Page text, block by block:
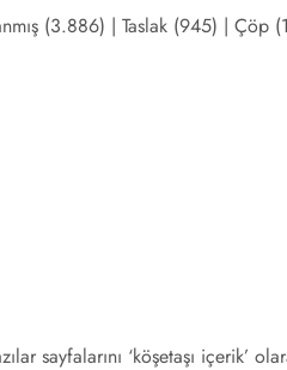
(3.886) | Taslak (945) | Çöp
sayfalarını ‘köşetaşı içerik’